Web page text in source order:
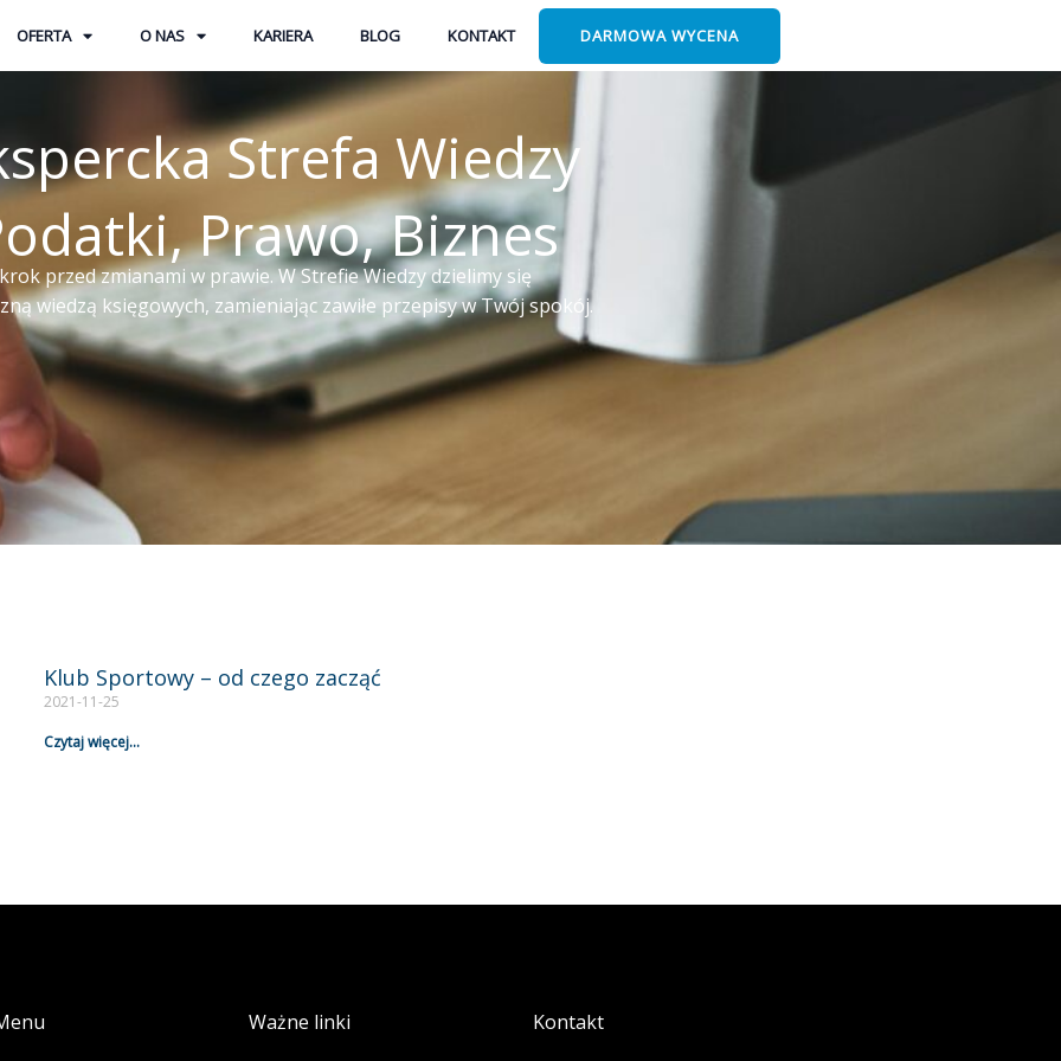
OFERTA O NAS KARIERA BLOG KONTAKT DARMOWA WYCENA
Strefa Wiedzy
Prawo, Biznes
przed zmianami w prawie. W Strefie Wiedzy dzielimy się
wiedzą księgowych, zamieniając zawiłe przepisy w Twój spokój.
Klub Sportowy – od czego zacząć
2021-11-25
Czytaj więcej...
Ważne linki
Kontakt